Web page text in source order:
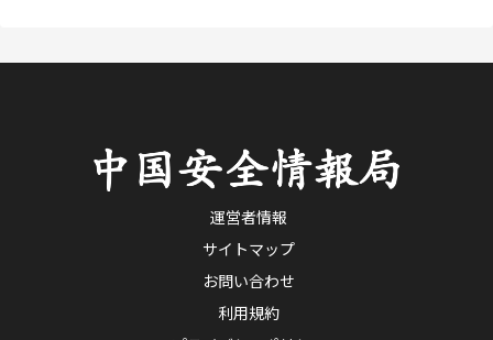
運営者情報
サイトマップ
お問い合わせ
利用規約